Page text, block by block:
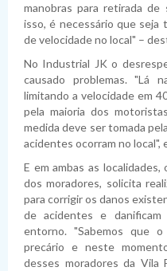
Projetos de Decreto
Projetos de Resolução
Portarias
Emendas Impositivas
Emendas à LOM
Indicações
Requerimentos
Moções
Instrumentos Legislativos
Sessões plenárias
Ata das Sessões
Pauta das Sessões
Validar Documento
Portal de Acesso à
Radar da Transparência
Despesas por Credor
Ordem Cronológica de
Cotas / Verba
Julgamento de contas
Convênios Recebidos
Parcerias e Convênios
Acordos Não Financeiros
Servidores Públicos
Servidores e
Estagiários
Folha de Pagamento
Lista de Terceirizados
Concursos Públicos
Processos Licitatórios
Publicações
Licitações
Dispensas
Inexigibilidade
Atas de Adesão
Obras
Fornecedores
Contratos
Contratos Celebrados
Fiscais de Contratos
Prestação de Contas
Relatórios da Lei 4.320/64
Relatórios da LRF
Execução
Planejamento
Plano Anual de
Plano Estratégico
Relatório de Gestão e
Políticas de Gestão e
Lei de Acesso à Informação
Sistema de Informação
Perguntas Frequentes
Acessibilidade
Lei Geral de Proteção de
Sobre a LGPD
Política de Privacidade
Vagas de Emprego no
Pesquisa de Satisfação
manobras para retirada de
isso, é necessário que seja
de velocidade no local" –
No Industrial JK o
causado problemas. "Lá
limitando a velocidade em
pela maioria dos
medida deve ser tomada
acidentes ocorram no local",
E em ambas as
dos moradores, solicita
para corrigir os danos
de acidentes e
entorno. "Sabemos que
precário e neste
desses moradores da Vila